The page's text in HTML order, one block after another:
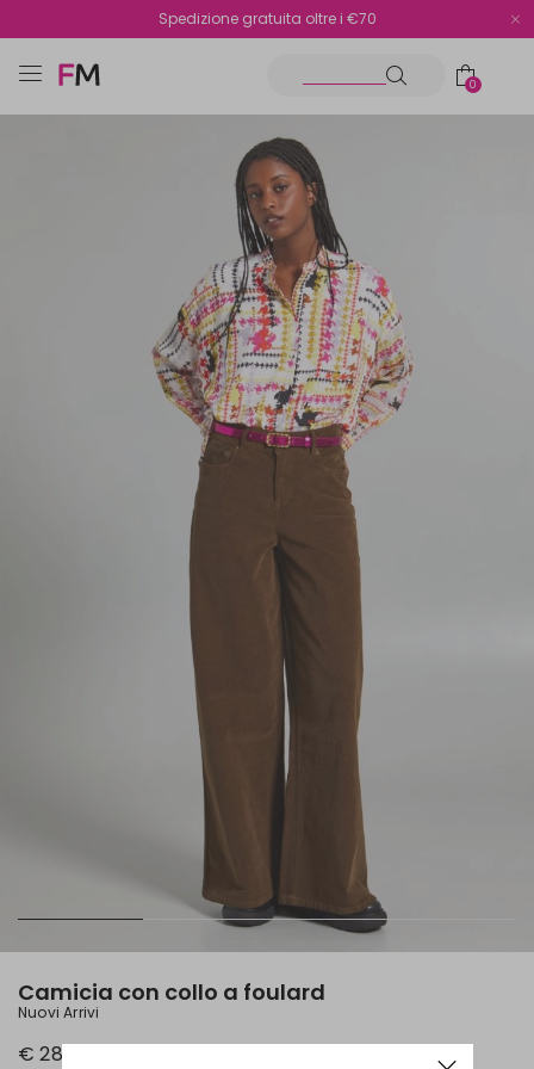
Reso facile e veloce
Spedizione gratuita oltre i €70
0
Camicia con collo a foulard
Nuovi Arrivi
€ 28,00